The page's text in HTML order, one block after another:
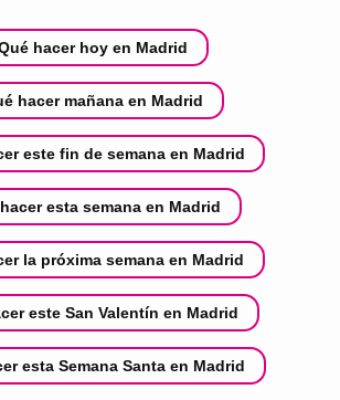
hacer hoy en Madrid
hacer mañana en Madrid
este fin de semana en Madrid
esta semana en Madrid
la próxima semana en Madrid
este San Valentín en Madrid
esta Semana Santa en Madrid